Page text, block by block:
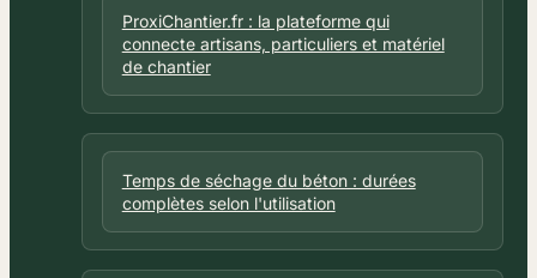
ProxiChantier.fr : la plateforme qui
connecte artisans, particuliers et matériel
de chantier
Temps de séchage du béton : durées
complètes selon l'utilisation